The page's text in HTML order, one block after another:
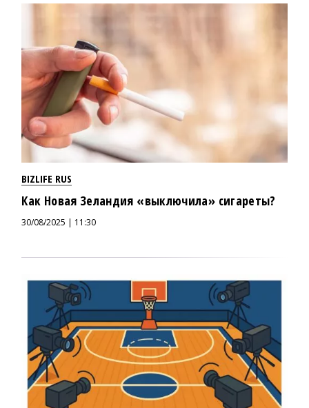
BIZLIFE RUS
Как Новая Зеландия «выключила» сигареты?
30/08/2025 | 11:30